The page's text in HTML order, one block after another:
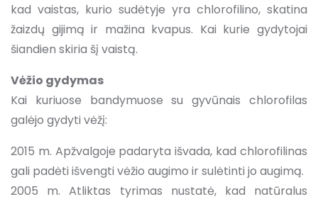
kad vaistas, kurio sudėtyje yra chlorofilino, skatina
žaizdų gijimą ir mažina kvapus. Kai kurie gydytojai
šiandien skiria šį vaistą.
Vėžio gydymas
Kai kuriuose bandymuose su gyvūnais chlorofilas
galėjo gydyti vėžį:
2015 m. Apžvalgoje padaryta išvada, kad chlorofilinas
gali padėti išvengti vėžio augimo ir sulėtinti jo augimą.
2005 m. Atliktas tyrimas nustatė, kad natūralus